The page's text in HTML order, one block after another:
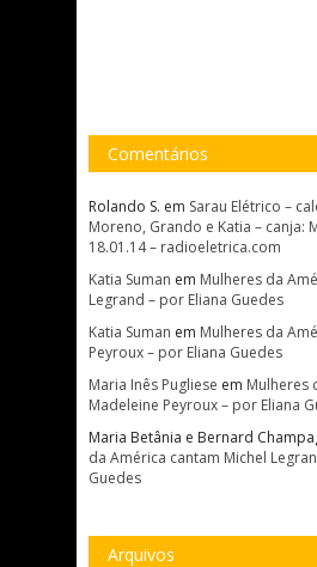
Comentários
Rolando S. em Sarau Elétrico –
Moreno, Grando e Katia – canja:
18.01.14 – radioeletrica.com
Katia Suman em Mulheres da
Legrand – por Eliana Guedes
Katia Suman em Mulheres da
Peyroux – por Eliana Guedes
Maria Inês Pugliese em Mulheres
Madeleine Peyroux – por Eliana
Maria Betânia e Bernard
da América cantam Michel
Guedes
Arquivos